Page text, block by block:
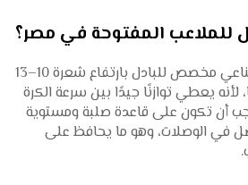
للملاعب المفتوحة في مصر؟
الأكثر شيوعًا هو نجيل صناعي مخصص للبادل بارتفاع شعرة 10–13
يعطي توازنًا جيدًا بين سرعة الكرة
يجب أن تكون على قاعدة صلبة ومستوية
في الوصلات، وهو ما يحافظ على